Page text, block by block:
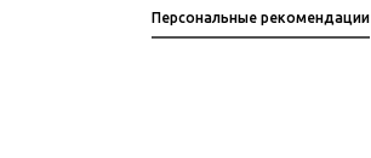
Персональные рекомендации